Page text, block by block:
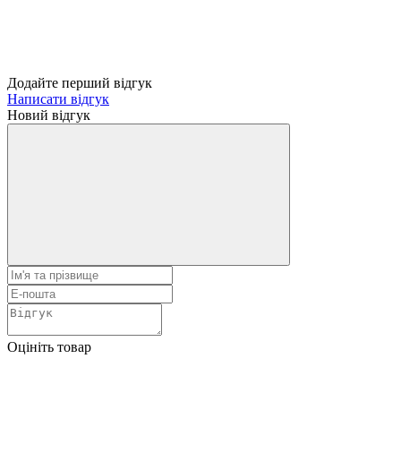
Додайте перший відгук
Написати відгук
Новий відгук
Оцініть товар